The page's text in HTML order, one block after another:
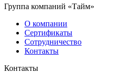
Группа компаний «Тайм»
О компании
Сертификаты
Сотрудничество
Контакты
Контакты